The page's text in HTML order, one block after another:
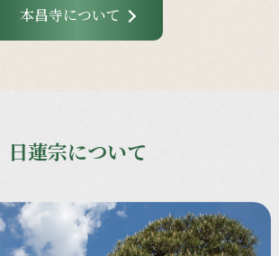
本昌寺について
日蓮宗について